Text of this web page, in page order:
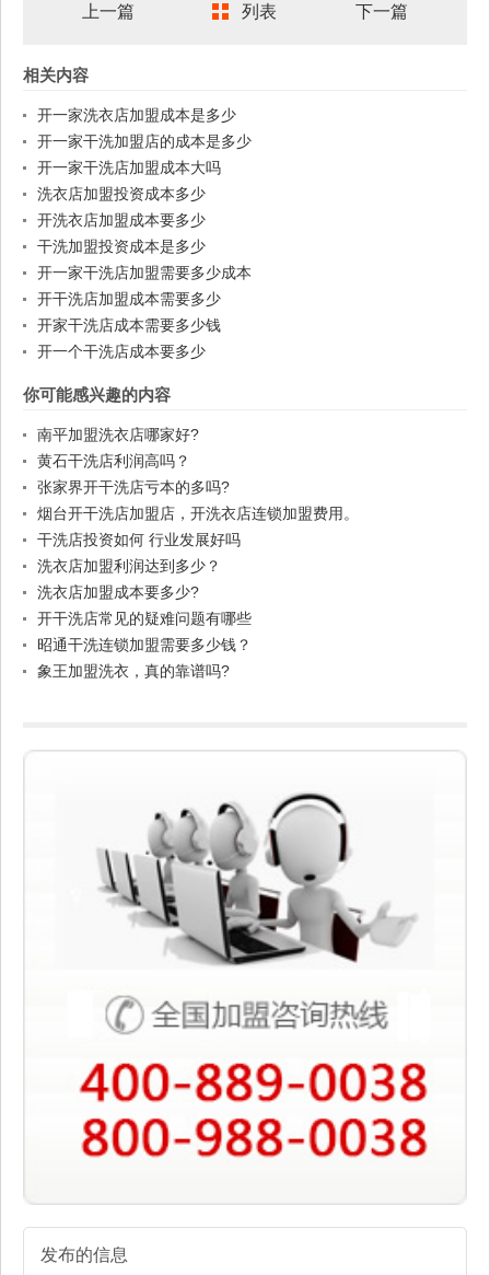
上一篇 列表 下一篇
相关内容
开一家洗衣店加盟成本是多少
开一家干洗加盟店的成本是多少
开一家干洗店加盟成本大吗
洗衣店加盟投资成本多少
开洗衣店加盟成本要多少
干洗加盟投资成本是多少
开一家干洗店加盟需要多少成本
开干洗店加盟成本需要多少
开家干洗店成本需要多少钱
开一个干洗店成本要多少
你可能感兴趣的内容
南平加盟洗衣店哪家好?
黄石干洗店利润高吗？
张家界开干洗店亏本的多吗?
烟台开干洗店加盟店，开洗衣店连锁加盟费用。
干洗店投资如何 行业发展好吗
洗衣店加盟利润达到多少？
洗衣店加盟成本要多少?
开干洗店常见的疑难问题有哪些
昭通干洗连锁加盟需要多少钱？
象王加盟洗衣，真的靠谱吗?
发布的信息